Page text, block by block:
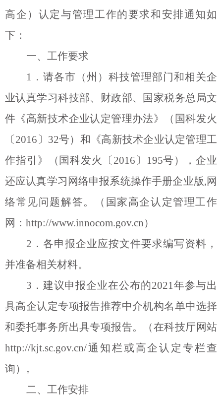
高企）认定与管理工作的要求和安排通知如
下：
一、工作要求
1 ．请各市（州）科技管理部门和相关企
业认真学习科技部、财政部、国家税务总局文
件《高新技术企业认定管理办法》（国科发火
〔2016 〕 32号）和《高新技术企业认定管理工
作指引》（国科发火〔 2016 〕 195号），企业
还应认真学习网络申报系统操作手册企业版,网
络常见问题解答。（国家高企认定管理工作
网： http://www.innocom.gov.cn）
2 ．各申报企业应按文件要求编写资料，
并准备相关材料。
3 ．建议申报企业在公布的2021年参与出
具高企认定专项报告推荐中介机构名单中选择
和委托事务所出具专项报告。（在科技厅网站
http://kjt.sc.gov.cn/通知栏或高企认定专栏查
询）。
二、工作安排